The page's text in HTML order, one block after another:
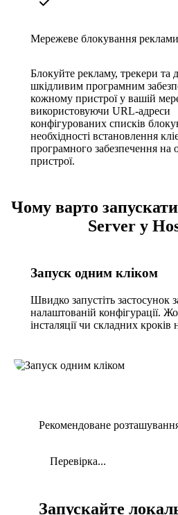
Мережеве блокування реклами
Блокуйте рекламу, трекери та
шкідливим програмним
кожному пристрої у вашій
використовуючи URL-адреси
конфігурованих списків
необхідності встановлення
програмного забезпечення на
пристрої.
Чому варто
Server у
Запуск одним кліком
Швидко запустіть застосунок
налаштованій конфігурації.
інсталяції чи складних
Рекомендоване
Перевірка...
Запускайте